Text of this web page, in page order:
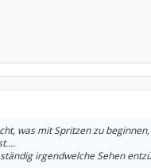
was mit Spritzen zu
irgendwelche Sehen